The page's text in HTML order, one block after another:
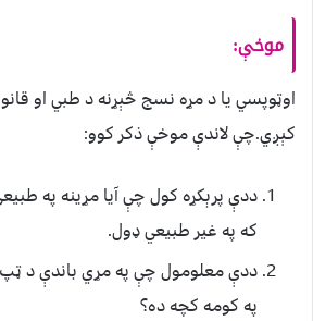
موخې:
اوټوپسي یا د مړه نسج څېړنه د طبي او
کېږي.چې لاندې موخې ذکر کوو:
ددې پرېکړه کول چې آیا مړینه په
که په غیر طبیعي ډول.
ددې معلومول چې په مړي باندې د
په کومه کچه ده؟